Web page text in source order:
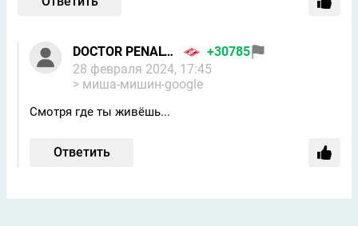
DOCTOR PENALTY
+30785
28 февраля 2024, 17:45
> миша-мишин-google
Смотря где ты живёшь...
Ответить